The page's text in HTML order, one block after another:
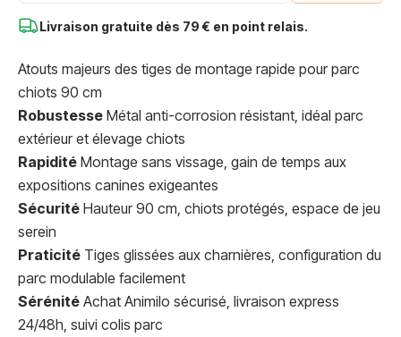
Livraison gratuite dès 79 € en point relais.
Atouts majeurs des tiges de montage rapide pour parc
chiots 90 cm
Robustesse Métal anti-corrosion résistant, idéal parc
extérieur et élevage chiots
Rapidité Montage sans vissage, gain de temps aux
expositions canines exigeantes
Sécurité Hauteur 90 cm, chiots protégés, espace de jeu
serein
Praticité Tiges glissées aux charnières, configuration du
parc modulable facilement
Sérénité Achat Animilo sécurisé, livraison express
24/48h, suivi colis parc